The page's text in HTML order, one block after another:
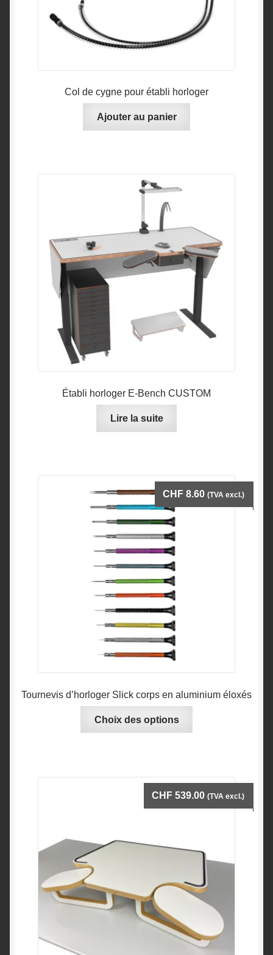
Col de cygne pour établi horloger
Ajouter au panier
Établi horloger E-Bench CUSTOM
Lire la suite
Tournevis d’horloger Slick corps en aluminium éloxés
CHF 8.60 (TVA excl.)
Choix des options
Les
choisies
page
CHF 539.00 (TVA excl.)